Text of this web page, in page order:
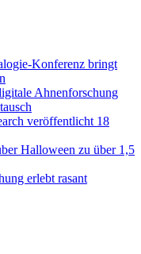
Konferenz bringt
Ahnenforschung
veröffentlicht 18
Halloween zu über 1,5
erlebt rasant